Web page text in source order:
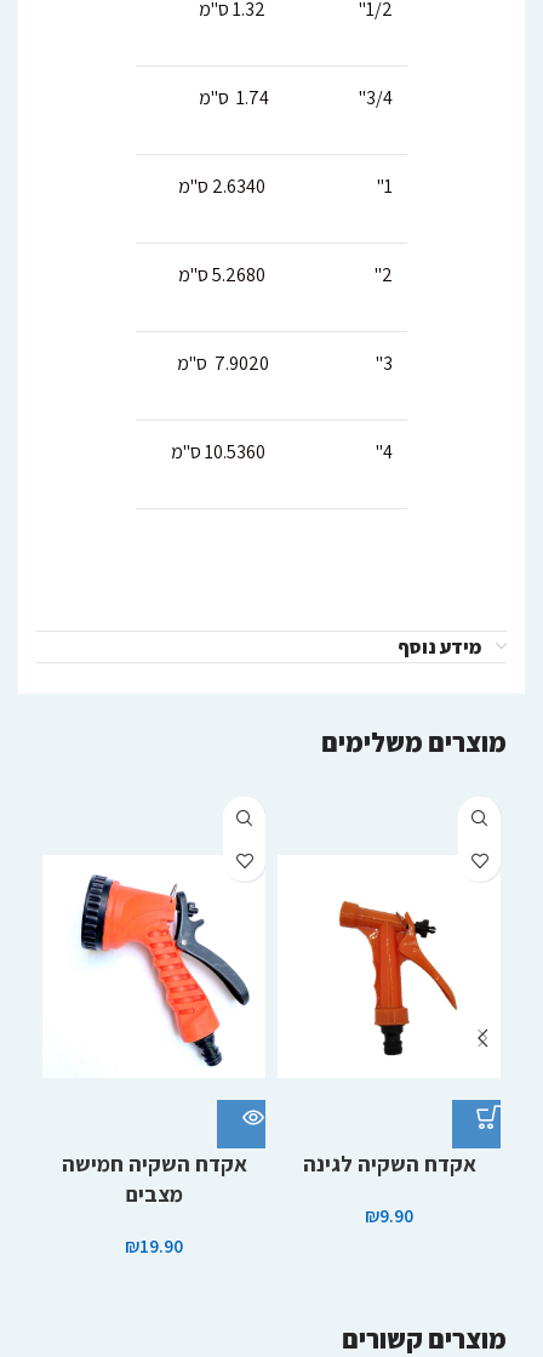
1/2"
3/4" 1.74 ס"מ
1"
2"
3" 7.9020 ס"מ
4"
מידע נוסף
מוצרים משלימים
אקדח השקיה לגינה
₪9.90
אקדח השקיה חמישה
מצבים
₪19.90
מוצרים קשורים